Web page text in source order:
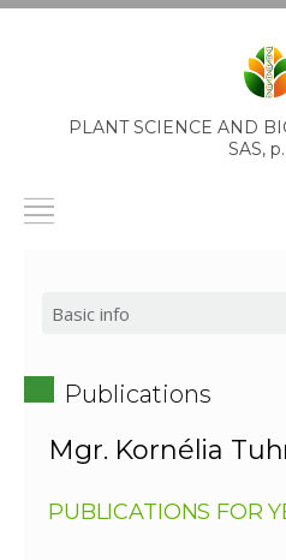
PLANT SCIENCE AND
SAS,
Publications
Mgr. Kornélia
PUBLICATIONS FOR